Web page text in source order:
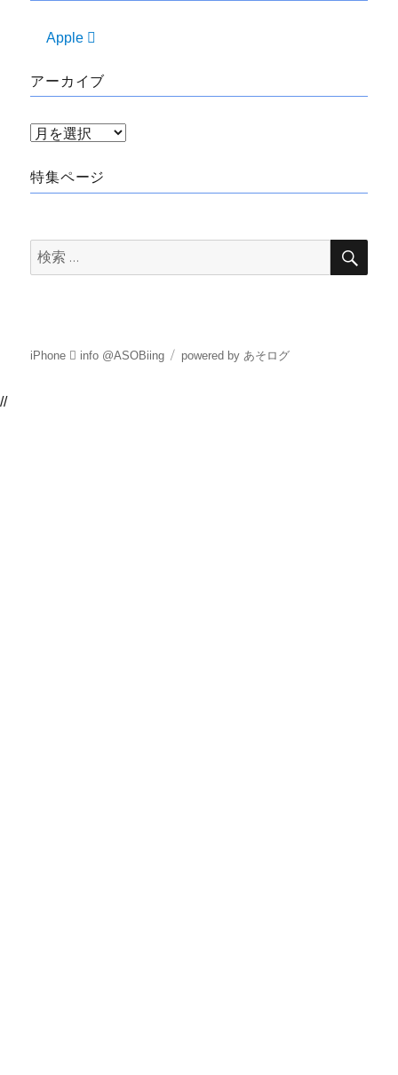
Apple 
アーカイブ
ア
カ
特集ページ
検
索:
検
iPhone  info @ASOBiing powered by あそログ
//